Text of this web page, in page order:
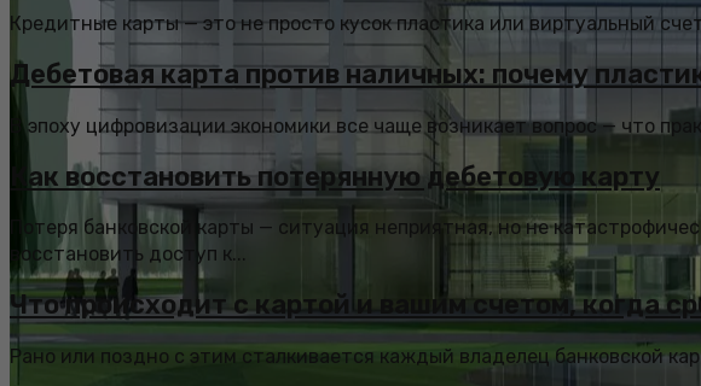
Кредитные карты — это не просто кусок пластика или виртуальный
Дебетовая карта против наличных: почему
В эпоху цифровизации экономики все чаще возникает вопрос — что
Как восстановить потерянную дебетовую карту
Потеря банковской карты — ситуация неприятная, но не
восстановить доступ к...
Что происходит с картой и вашим счетом, когда
Рано или поздно с этим сталкивается каждый владелец банковской